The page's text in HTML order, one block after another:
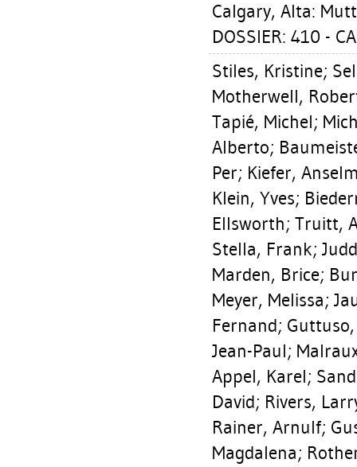
Calgary, Alta:
DOSSIER: 410 -
Stiles, Kristine;
Motherwell,
Tapié, Michel;
Alberto;
Per; Kiefer,
Klein, Yves;
Ellsworth; Truitt,
Stella, Frank;
Marden, Brice;
Meyer, Melissa;
Fernand;
Jean-Paul;
Appel, Karel;
David; Rivers,
Rainer, Arnulf;
Magdalena;